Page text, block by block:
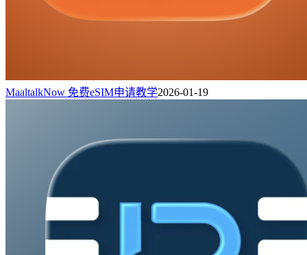
MaaltalkNow 免费eSIM申请教学2026-01-19